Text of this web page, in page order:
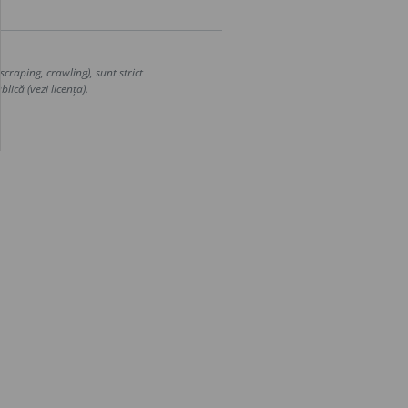
crawling), sunt strict
(vezi licența).